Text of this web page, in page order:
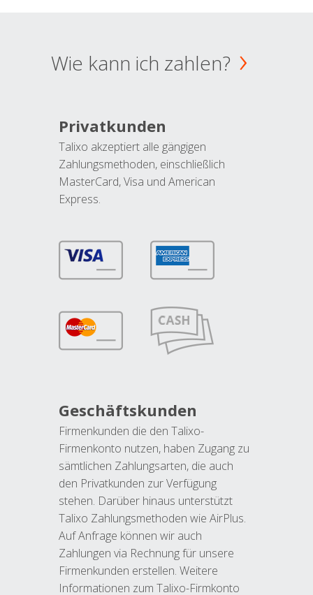
Wie kann ich zahlen?
Privatkunden
Talixo akzeptiert alle gängigen
Zahlungsmethoden, einschließlich
MasterCard, Visa und American
Express.
Geschäftskunden
Firmenkunden die den Talixo-
Firmenkonto nutzen, haben Zugang zu
sämtlichen Zahlungsarten, die auch
den Privatkunden zur Verfügung
stehen. Darüber hinaus unterstützt
Talixo Zahlungsmethoden wie AirPlus.
Auf Anfrage können wir auch
Zahlungen via Rechnung für unsere
Firmenkunden erstellen. Weitere
Informationen zum Talixo-Firmkonto